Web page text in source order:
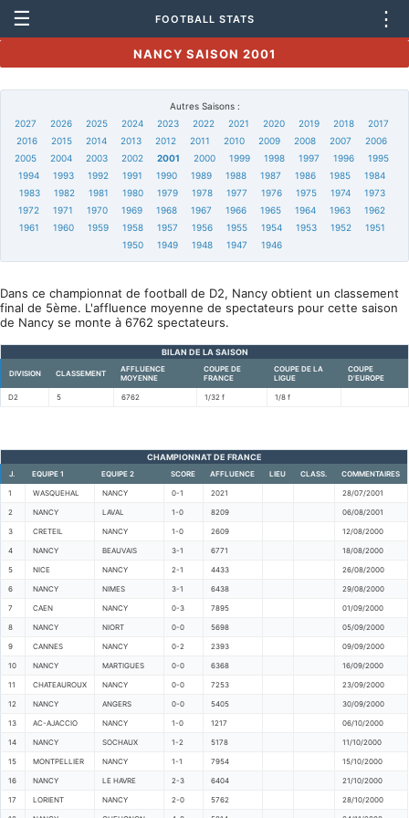
☰ FOOTBALL STATS ⋮
NANCY SAISON 2001
Autres Saisons :
2027
2026 2025 2024 2023 2022 2021 2020 2019 2018
2017
2016
2015 2014 2013 2012 2011 2010 2009 2008 2007
2006
2005
2004 2003 2002 2001 2000 1999 1998 1997 1996
1995
1994
1993 1992 1991 1990 1989 1988 1987 1986 1985
1984
1983
1982 1981 1980 1979 1978 1977 1976 1975 1974
1973
1972
1971 1970 1969 1968 1967 1966 1965 1964 1963
1962
1961
1960 1959 1958 1957 1956 1955 1954 1953 1952
1951
1950
1949 1948 1947 1946
Dans ce championnat de football de D2, Nancy obtient un classement
final de 5ème. L'affluence moyenne de spectateurs pour cette saison
de Nancy se monte à 6762 spectateurs.
BILAN DE LA SAISON
DIVISION CLASSEMENT
AFFLUENCE
MOYENNE
COUPE DE
FRANCE
COUPE DE LA
LIGUE
COUPE
D'EUROPE
D2 5 6762 1/32 f 1/8 f
CHAMPIONNAT DE FRANCE
J. EQUIPE 1 EQUIPE 2 SCORE AFFLUENCE LIEU CLASS. COMMENTAIRES
1 WASQUEHAL NANCY 0-1 2021 28/07/2001
2 NANCY LAVAL 1-0 8209 06/08/2001
3 CRETEIL NANCY 1-0 2609 12/08/2000
4 NANCY BEAUVAIS 3-1 6771 18/08/2000
5 NICE NANCY 2-1 4433 26/08/2000
6 NANCY NIMES 3-1 6438 29/08/2000
7 CAEN NANCY 0-3 7895 01/09/2000
8 NANCY NIORT 0-0 5698 05/09/2000
9 CANNES NANCY 0-2 2393 09/09/2000
10 NANCY MARTIGUES 0-0 6368 16/09/2000
11 CHATEAUROUX NANCY 0-0 7253 23/09/2000
12 NANCY ANGERS 0-0 5405 30/09/2000
13 AC-AJACCIO NANCY 1-0 1217 06/10/2000
14 NANCY SOCHAUX 1-2 5178 11/10/2000
15 MONTPELLIER NANCY 1-1 7954 15/10/2000
16 NANCY LE HAVRE 2-3 6404 21/10/2000
17 LORIENT NANCY 2-0 5762 28/10/2000